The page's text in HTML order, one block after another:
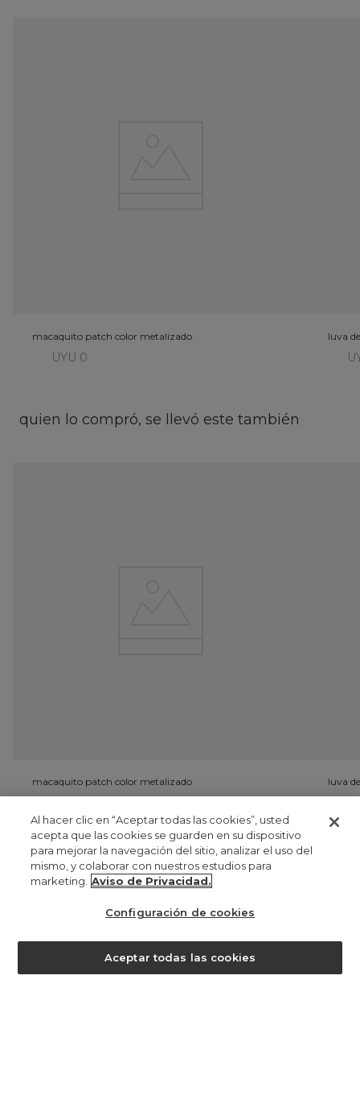
¿ayuda?
macaquito patch color metalizado
UYU 0
luva
quien lo compró, se llevó este también
macaquito patch color metalizado luva
registrate
manténgase al día de lo que ocurre aquí y obtenga un
Al hacer clic en “Aceptar todas las cookies”, usted
acepta que las cookies se guarden en su dispositivo
para mejorar la navegación del sitio, analizar el uso del
mismo, y colaborar con nuestros estudios para
marketing. Aviso de Privacidad.
Configuración de cookies
Aceptar todas las cookies